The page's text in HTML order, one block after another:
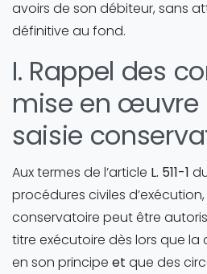
avoirs de son débiteur, sans
définitive au fond.
I. Rappel des
mise en œuvre
saisie
Aux termes de l’article L. 511-1
procédures civiles
conservatoire peut être
titre exécutoire dès lors que
en son principe et que des